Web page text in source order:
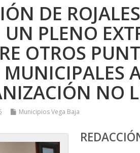
DE
PLENO
OTROS
MUNICIPALES
NO
Municipios Vega Baja